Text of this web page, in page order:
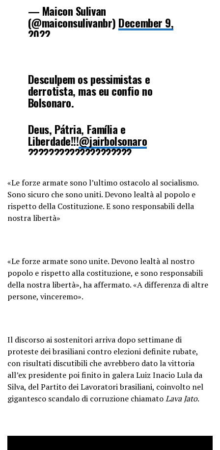
— Maicon Sulivan
(@maiconsulivanbr) December 9,
2022
Desculpem os pessimistas e
derrotista, mas eu confio no
Bolsonaro.
Deus, Pátria, Família e
Liberdade!!!@jairbolsonaro
????????????????????
???? Palácio da Alvorada 09/12/2022
pic.twitter.com/4QVCWd6wUO
— Elisa Brom (@brom_elisa)
«Le forze armate sono l’ultimo ostacolo al socialismo.
Sono sicuro che sono uniti. Devono lealtà al popolo e
rispetto della Costituzione. E sono responsabili della
nostra libertà»
«Le forze armate sono unite. Devono lealtà al nostro
popolo e rispetto alla costituzione, e sono responsabili
della nostra libertà», ha affermato. «A differenza di altre
persone, vinceremo».
Il discorso ai sostenitori arriva dopo settimane di
proteste dei brasiliani contro elezioni definite rubate,
con risultati discutibili che avrebbero dato la vittoria
all’ex presidente poi finito in galera Luiz Inacio Lula da
Silva, del Partito dei Lavoratori brasiliani, coinvolto nel
gigantesco scandalo di corruzione chiamatoLava Jato.